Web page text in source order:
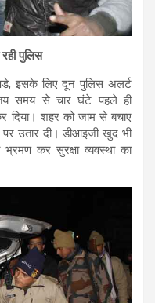
पुलिस
इसके लिए दून पुलिस अलर्ट
समय से चार घंटे पहले ही
दिया। शहर को जाम से बचाए
उतार दी। डीआइजी खुद भी
कर सुरक्षा व्यवस्था का